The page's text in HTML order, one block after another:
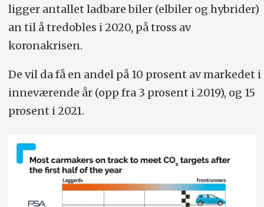
ligger antallet ladbare biler (elbiler og hybrider)
an til å tredobles i 2020, på tross av
koronakrisen.
De vil da få en andel på 10 prosent av markedet i
inneværende år (opp fra 3 prosent i 2019), og 15
prosent i 2021.